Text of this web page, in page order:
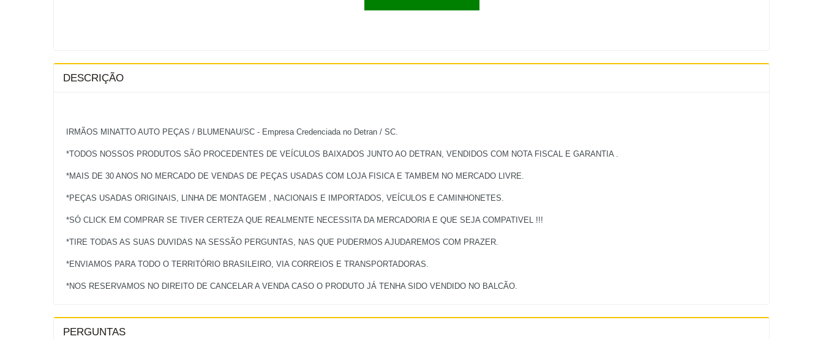
DESCRIÇÃO
IRMÃOS MINATTO AUTO PEÇAS / BLUMENAU/SC - Empresa Credenciada no Detran / SC.
*TODOS NOSSOS PRODUTOS SÃO PROCEDENTES DE VEÍCULOS BAIXADOS JUNTO AO DETRAN, VENDIDOS COM NOTA FISCAL E GARANTIA .
*MAIS DE 30 ANOS NO MERCADO DE VENDAS DE PEÇAS USADAS COM LOJA FISICA E TAMBEM NO MERCADO LIVRE.
*PEÇAS USADAS ORIGINAIS, LINHA DE MONTAGEM , NACIONAIS E IMPORTADOS, VEÍCULOS E CAMINHONETES.
*SÓ CLICK EM COMPRAR SE TIVER CERTEZA QUE REALMENTE NECESSITA DA MERCADORIA E QUE SEJA COMPATIVEL !!!
*TIRE TODAS AS SUAS DUVIDAS NA SESSÃO PERGUNTAS, NAS QUE PUDERMOS AJUDAREMOS COM PRAZER.
*ENVIAMOS PARA TODO O TERRITÓRIO BRASILEIRO, VIA CORREIOS E TRANSPORTADORAS.
PERGUNTAS